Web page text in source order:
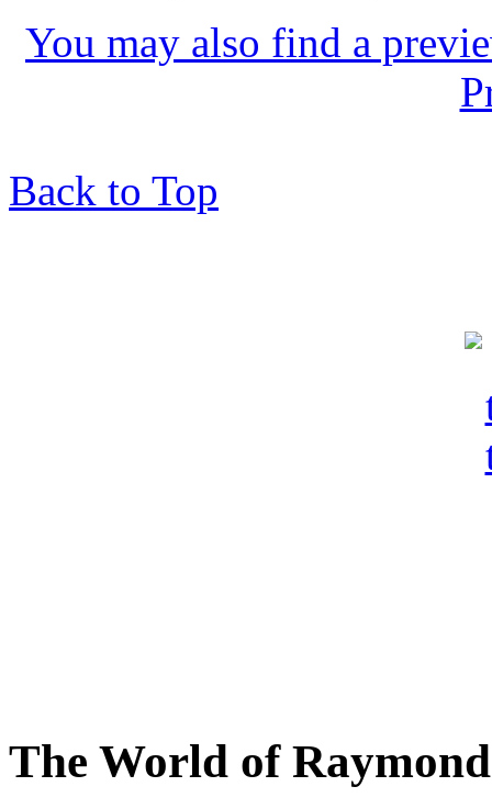
You may also find a
Back to Top
The World of